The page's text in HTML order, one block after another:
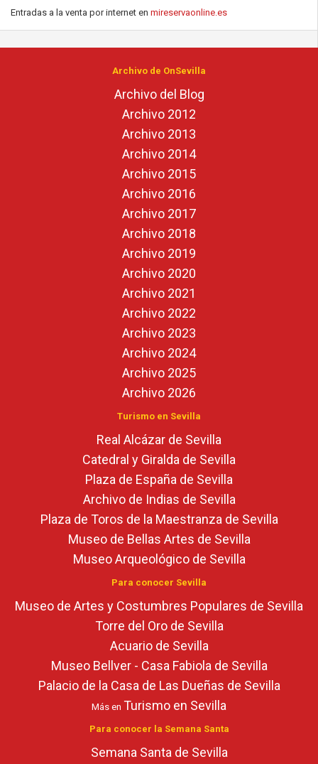
Entradas a la venta por internet en mireservaonline.es
Archivo de OnSevilla
Archivo del Blog
Archivo 2012
Archivo 2013
Archivo 2014
Archivo 2015
Archivo 2016
Archivo 2017
Archivo 2018
Archivo 2019
Archivo 2020
Archivo 2021
Archivo 2022
Archivo 2023
Archivo 2024
Archivo 2025
Archivo 2026
Turismo en Sevilla
Real Alcázar de Sevilla
Catedral y Giralda de Sevilla
Plaza de España de Sevilla
Archivo de Indias de Sevilla
Plaza de Toros de la Maestranza de Sevilla
Museo de Bellas Artes de Sevilla
Museo Arqueológico de Sevilla
Para conocer Sevilla
Museo de Artes y Costumbres Populares de Sevilla
Torre del Oro de Sevilla
Acuario de Sevilla
Museo Bellver - Casa Fabiola de Sevilla
Palacio de la Casa de Las Dueñas de Sevilla
Más en Turismo en Sevilla
Para conocer la Semana Santa
Semana Santa de Sevilla